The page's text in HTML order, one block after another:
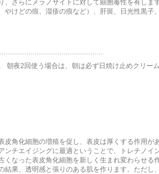
、さらにメラノサイトに対して細胞毒性を有しま
けどの痕、湿疹の痕など）、肝斑、日光性黒子
朝夜2回使う場合は、朝は必ず日焼け止めクリー
角化細胞の増殖を促し、表皮は厚くする作用が
チエイジングに最適ということで、トレチノイ
くなった表皮角化細胞を新しく生まれ変わらせる
果、透明感と張りのある肌を作ります。ただし